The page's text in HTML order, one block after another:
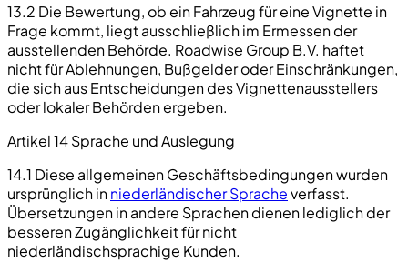
13.2 Die Bewertung, ob ein Fahrzeug für eine Vignette in
Frage kommt, liegt ausschließlich im Ermessen der
ausstellenden Behörde. Roadwise Group B.V. haftet
nicht für Ablehnungen, Bußgelder oder Einschränkungen,
die sich aus Entscheidungen des Vignettenausstellers
oder lokaler Behörden ergeben.
Artikel 14 Sprache und Auslegung
14.1 Diese allgemeinen Geschäftsbedingungen wurden
ursprünglich inniederländischer Spracheverfasst.
Übersetzungen in andere Sprachen dienen lediglich der
besseren Zugänglichkeit für nicht
niederländischsprachige Kunden.